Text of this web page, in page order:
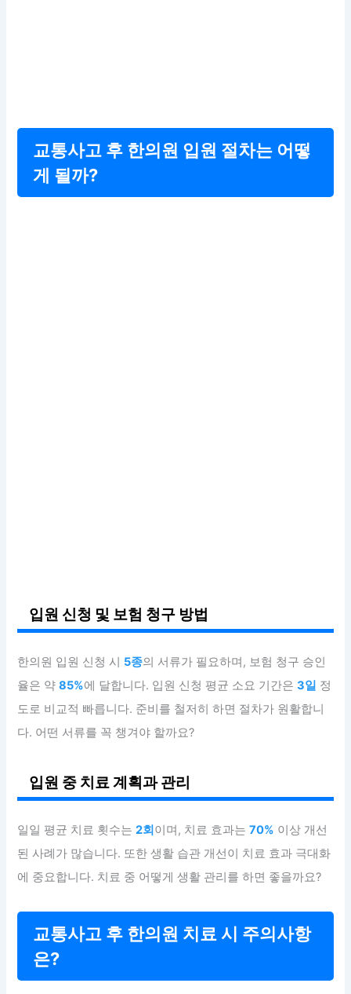
교통사고 후 한의원 입원 절차는 어떻
게 될까?
입원 신청 및 보험 청구 방법
한의원 입원 신청 시 5종의 서류가 필요하며, 보험 청구 승인
율은 약85%에 달합니다. 입원 신청 평균 소요 기간은3일 정
도로 비교적 빠릅니다. 준비를 철저히 하면 절차가 원활합니
다. 어떤 서류를 꼭 챙겨야 할까요?
입원 중 치료 계획과 관리
일일 평균 치료 횟수는2회이며, 치료 효과는70% 이상 개선
된 사례가 많습니다. 또한 생활 습관 개선이 치료 효과 극대화
에 중요합니다. 치료 중 어떻게 생활 관리를 하면 좋을까요?
교통사고 후 한의원 치료 시 주의사항
은?